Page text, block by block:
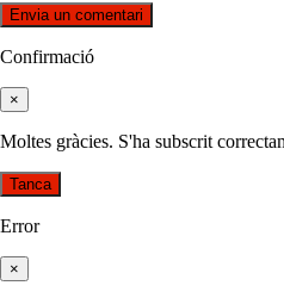
Confirmació
×
Moltes gràcies. S'ha subscrit
Tanca
Error
×